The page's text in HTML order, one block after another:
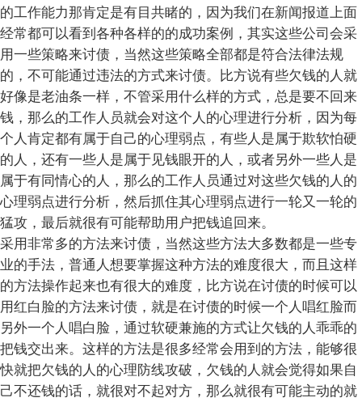
的工作能力那肯定是有目共睹的，因为我们在新闻报道上面
经常都可以看到各种各样的的成功案例，其实这些公司会采
用一些策略来讨债，当然这些策略全部都是符合法律法规
的，不可能通过违法的方式来讨债。比方说有些欠钱的人就
好像是老油条一样，不管采用什么样的方式，总是要不回来
钱，那么的工作人员就会对这个人的心理进行分析，因为每
个人肯定都有属于自己的心理弱点，有些人是属于欺软怕硬
的人，还有一些人是属于见钱眼开的人，或者另外一些人是
属于有同情心的人，那么的工作人员通过对这些欠钱的人的
心理弱点进行分析，然后抓住其心理弱点进行一轮又一轮的
猛攻，最后就很有可能帮助用户把钱追回来。
采用非常多的方法来讨债，当然这些方法大多数都是一些专
业的手法，普通人想要掌握这种方法的难度很大，而且这样
的方法操作起来也有很大的难度，比方说在讨债的时候可以
用红白脸的方法来讨债，就是在讨债的时候一个人唱红脸而
另外一个人唱白脸，通过软硬兼施的方式让欠钱的人乖乖的
把钱交出来。这样的方法是很多经常会用到的方法，能够很
快就把欠钱的人的心理防线攻破，欠钱的人就会觉得如果自
己不还钱的话，就很对不起对方，那么就很有可能主动的就